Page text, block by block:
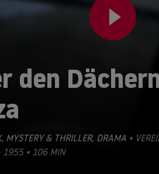
den
, MYSTERY & THRILLER, DRAMA •
1955 • 106 MIN